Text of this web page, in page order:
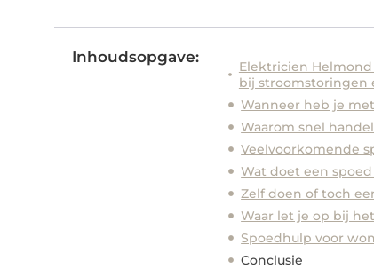
Inhoudsopgave:
Elektricien
bij stroomstoringen
Wanneer heb je
Waarom snel
Veelvoorkomende
Wat doet een
Zelf doen of toch
Waar let je op bij
Spoedhulp voor
Conclusie